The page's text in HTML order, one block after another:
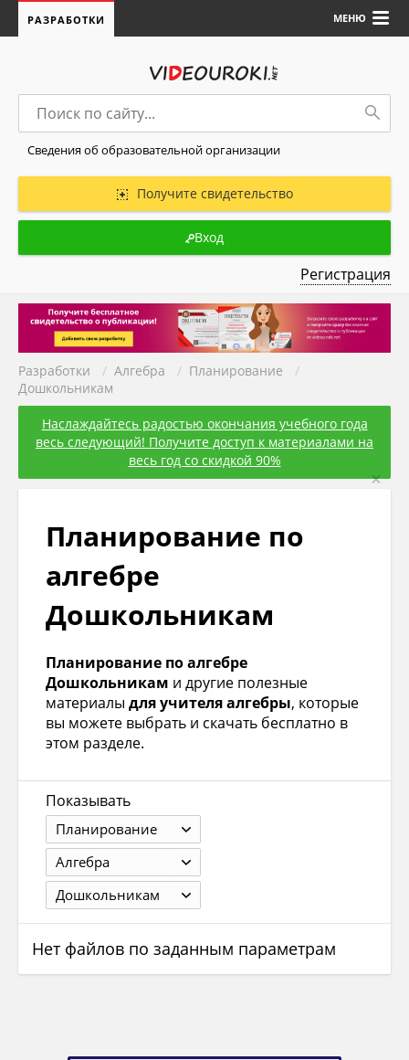
МЕНЮ
РАЗРАБОТКИ
Сведения об образовательной организации
Получите свидетельство
Вход
Регистрация
Разработки / Алгебра / Планирование
/
Дошкольникам
Наслаждайтесь радостью окончания учебного года
весь следующий! Получите доступ к материалами на
весь год со скидкой 90%
×
Планирование по
алгебре
Дошкольникам
Планирование по алгебре
Дошкольникам и другие полезные
материалы для учителя алгебры, которые
вы можете выбрать и скачать бесплатно в
этом разделе.
Показывать
Планирование
Алгебра
Дошкольникам
Нет файлов по заданным параметрам